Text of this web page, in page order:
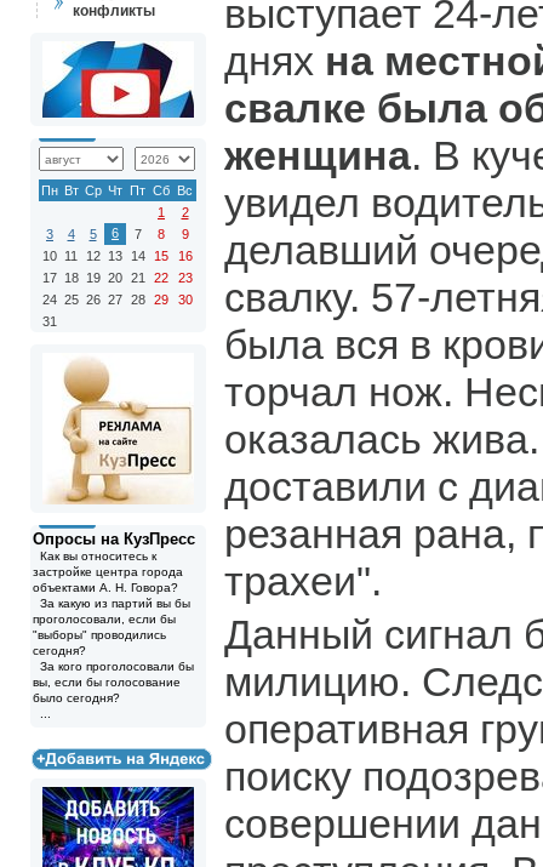
конфликты
Пн Вт Ср Чт Пт Сб Вс
1
2
3
4 5 6 7 8
9
10 11 12 13 14 15
16
17 18 19 20 21 22
23
24 25 26 27 28 29
30
31
Опросы на КузПресс
Как вы относитесь к
застройке центра города
объектами А. Н. Говора?
За какую из партий вы бы
проголосовали, если бы
"выборы" проводились
сегодня?
За кого проголосовали бы
вы, если бы голосование
было сегодня?
выступает 24-
днях на
свалке была
женщина. В
увидел
делавший
свалку. 57-
была вся в
торчал нож.
оказалась
доставили с
резанная рана,
трахеи".
Данный сигнал
милицию.
оперативная
поиску
совершении